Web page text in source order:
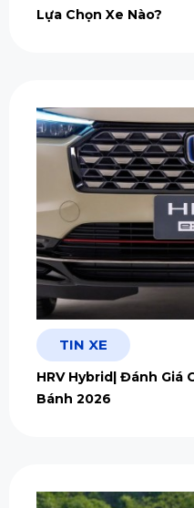
Lựa Chọn Xe Nào?
TIN XE
HRV Hybrid| Đánh Giá
Bánh 2026